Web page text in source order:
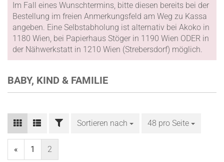
Im Fall eines Wunschtermins, bitte diesen bereits bei der
Bestellung im freien Anmerkungsfeld am Weg zu Kassa
angeben. Eine Selbstabholung ist alternativ bei Akoko in
1180 Wien, bei Papierhaus Stöger in 1190 Wien ODER in
der Nähwerkstatt in 1210 Wien (Strebersdorf) möglich.
BABY, KIND & FAMILIE
FILTERSortieren nach
Sortieren nach 48 pro Seite
pro Seite
« 1 2